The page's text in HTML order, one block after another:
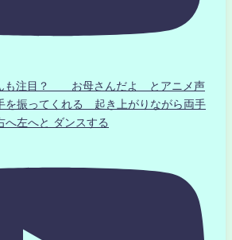
も注目？ お母さんだよ とアニメ声
を振ってくれる 起き上がりながら両手
左へと ダンスする